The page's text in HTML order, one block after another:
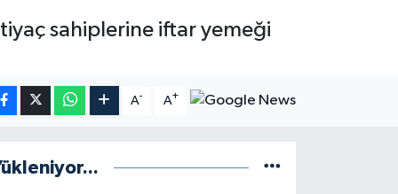
sahiplerine iftar yemeği
A- A+